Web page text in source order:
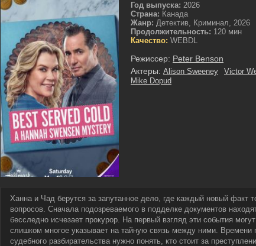
Год выпуска: 2026
Страна: Канада
Жанр: Детектив, Криминал, 2026
Продолжительность: 120 мин
Качество: WEBDL
Режиссер: Peter Benson
Актеры: Alison Sweeney Victor
Mike Dopud
Ханна и Чад берутся за запутанное дело, где каждый новый факт
вопросов. Сначала подозреваемого в подделке документов
бесследно исчезает прокурор. На первый взгляд эти события
слишком многое указывает на тайную связь между ними. Времени
судебного разбирательства нужно понять, кто стоит за